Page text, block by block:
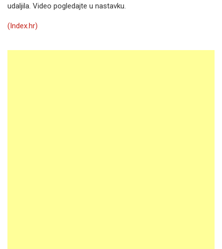
udaljila. Video pogledajte u nastavku.
(Index.hr)